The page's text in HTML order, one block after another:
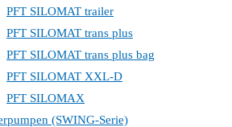
PFT SILOMAT trailer
PFT SILOMAT trans plus
PFT SILOMAT trans plus bag
PFT SILOMAT XXL-D
PFT SILOMAX
(SWING-Serie)